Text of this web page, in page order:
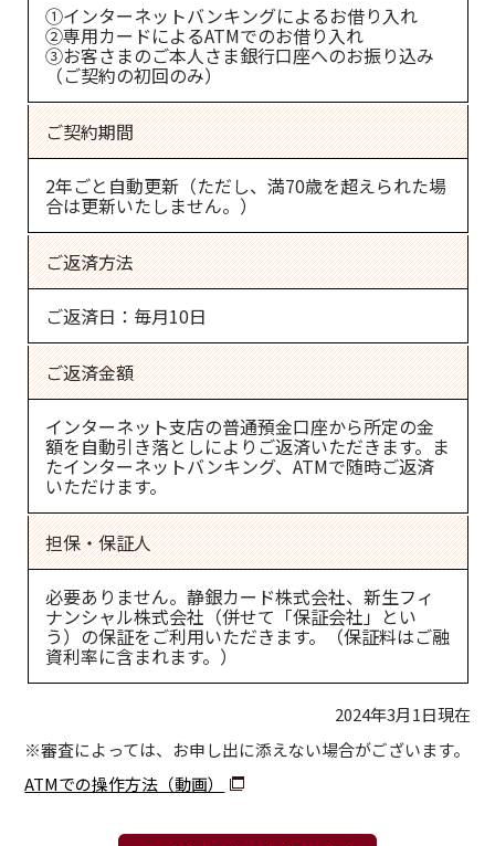
①インターネットバンキングによるお借り入れ
②専用カードによるATMでのお借り入れ
③お客さまのご本人さま銀行口座へのお振り込み
（ご契約の初回のみ）
ご契約期間
2年ごと自動更新（ただし、満70歳を超えられた場
合は更新いたしません。）
ご返済方法
ご返済日：毎月10日
ご返済金額
インターネット支店の普通預金口座から所定の金
額を自動引き落としによりご返済いただきます。 ま
たインターネットバンキング、ATMで随時ご返済
いただけます。
担保・保証人
必要ありません。静銀カード株式会社、新生フィ
ナンシャル株式会社（併せて「保証会社」とい
う）の保証をご利用いただきます。（保証料はご融
資利率に含まれます。）
※審査によっては、お申し出に添えない場合がございます。
2024年3月1日現在
ATMでの操作方法（動画）